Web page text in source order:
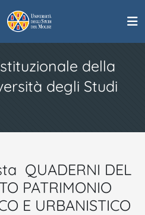
della
degli Studi
QUADERNI DEL
PATRIMONIO
E URBANISTICO